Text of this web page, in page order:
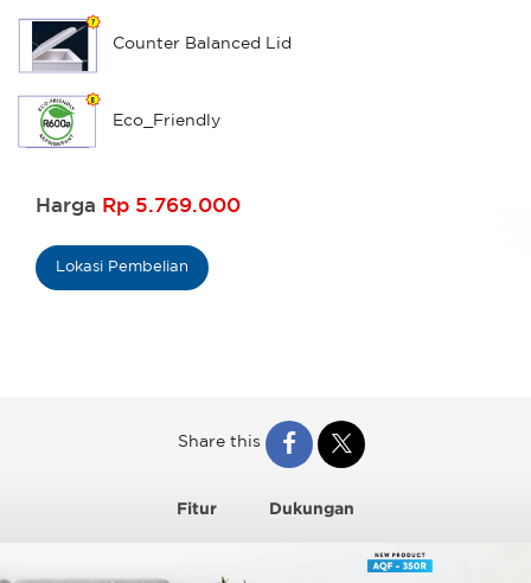
Counter Balanced Lid
Eco_Friendly
Harga Rp 5.769.000
Lokasi Pembelian
Fitur Dukungan
Share this